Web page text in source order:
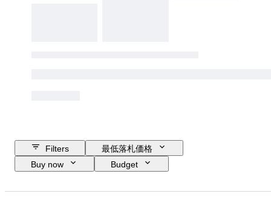
Filters
最低落札価格
Buy now
Budget